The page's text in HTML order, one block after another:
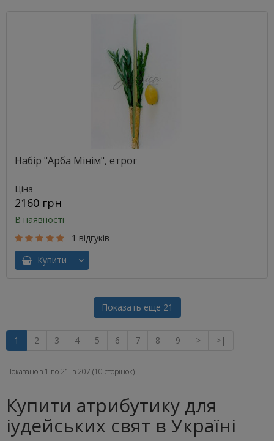
Набір "Арба Мінім", етрог
Ціна
2160 грн
В наявності
1 відгуків
Купити
Показать еще 21
1 2 3 4 5 6 7 8 9 > >|
Показано з 1 по 21 із 207 (10 сторінок)
Купити атрибутику для
іудейських свят в Україні